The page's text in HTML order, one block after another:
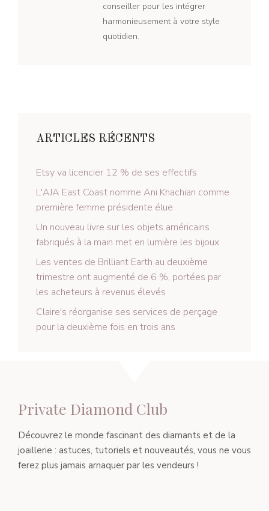
conseiller pour les intégrer
harmonieusement à votre style
quotidien.
ARTICLES RÉCENTS
Etsy va licencier 12 % de ses effectifs
L'AJA East Coast nomme Ani Khachian comme
première femme présidente élue
Un nouveau livre sur les objets américains
fabriqués à la main met en lumière les bijoux
Les ventes de Brilliant Earth au deuxième
trimestre ont augmenté de 6 %, portées par
les acheteurs à revenus élevés
Claire's réorganise ses services de perçage
pour la deuxième fois en trois ans
Private Diamond Club
Découvrez le monde fascinant des diamants et de la
joaillerie : astuces, tutoriels et nouveautés, vous ne vous
ferez plus jamais arnaquer par les vendeurs !